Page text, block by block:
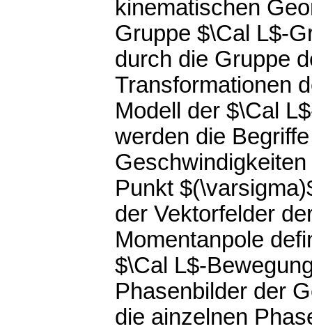
kinematischen
Gruppe $\Cal L$-
durch die Gruppe
Transformationen
Modell der $\Cal
werden die
Punkt
der Vektorfelder
Momentanpole
$\Cal L$-
Phasenbilder der
die ainzelnen